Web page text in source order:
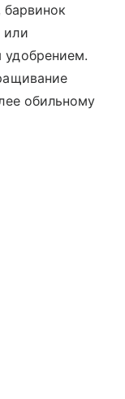
барвинок
или
обильному